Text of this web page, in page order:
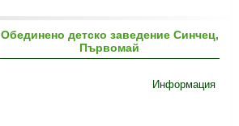
Обединено детско заведение Синчец,
Първомай
Информация